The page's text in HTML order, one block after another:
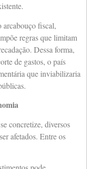
arcabouço fiscal,
regras que limitam
Dessa forma,
de gastos, o país
que inviabilizaria
concretize, diversos
afetados. Entre os